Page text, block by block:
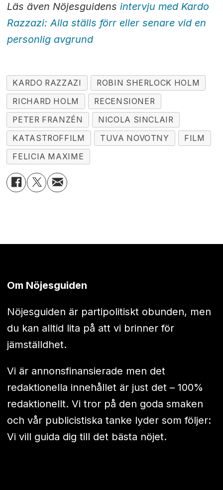
Läs även Nöjesguidens intervju med Kardo
Razzazi: Alla ställs förr eller senare vid en
personlig avgrund
KARDO RAZZAZI
ROBIN SHERLOCK HOLM
RICHARD HOLM
RECENSIONER
PETER FRANZÉN
NICOLA SINCLAIR
KATASTROFFILM
TUVA NOVOTNY
FILM
FELICIA MAXIME
Om Nöjesguiden
Nöjesguiden är partipolitiskt obunden, men
du kan alltid lita på att vi brinner för
jämställdhet.
Vi är annonsfinansierade men det
redaktionella innehållet är just det – 100%
redaktionellt. Vi tror på den goda smaken
och vår publicistiska tanke lyder som följer:
Vi vill guida dig till det bästa nöjet.